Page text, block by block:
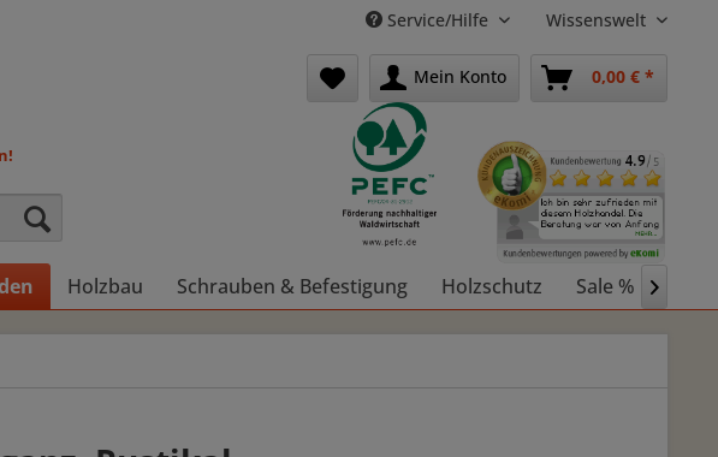
Service/Hilfe Wissenswelt
Mein Konto 0,00 € *
Holzbau Schrauben & Befestigung Holzschutz Sale % 